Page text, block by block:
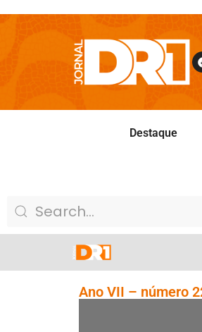
Destaque
Ano VII – número